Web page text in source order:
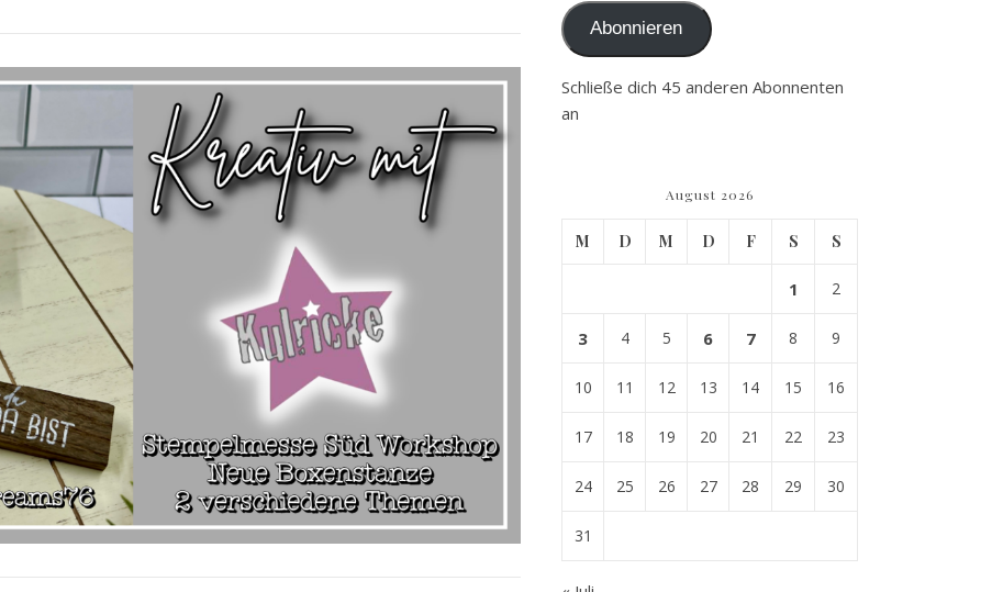
Abonnieren
Schließe dich 45 anderen Abonnenten
an
August 2026
M D M D F S S
1 2
3 4 5 6 7 8 9
10 11 12 13 14 15 16
17 18 19 20 21 22 23
24 25 26 27 28 29 30
31